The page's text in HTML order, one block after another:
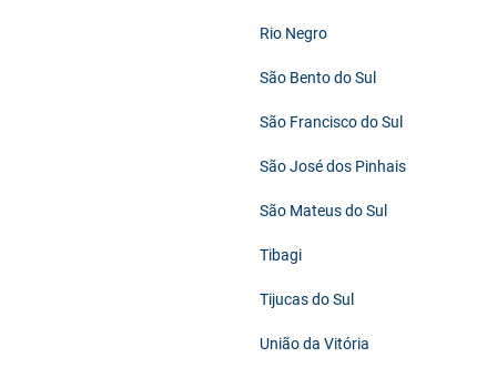
Rio Negro
São Bento do Sul
São Francisco do Sul
São José dos Pinhais
São Mateus do Sul
Tibagi
Tijucas do Sul
União da Vitória